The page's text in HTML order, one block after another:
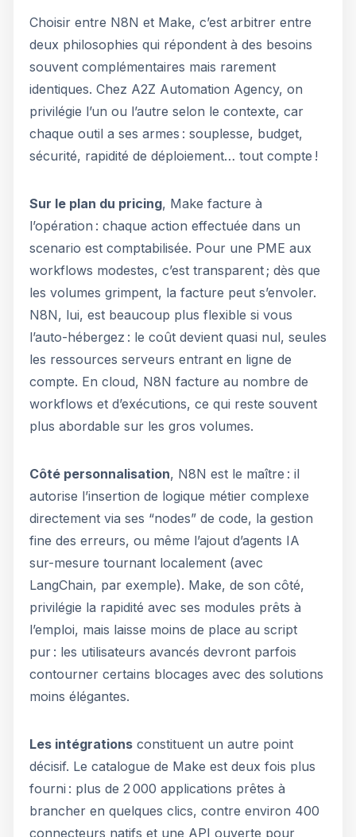
Choisir entre N8N et Make, c’est arbitrer entre
deux philosophies qui répondent à des besoins
souvent complémentaires mais rarement
identiques. Chez A2Z Automation Agency, on
privilégie l’un ou l’autre selon le contexte, car
chaque outil a ses armes : souplesse, budget,
sécurité, rapidité de déploiement… tout compte !
Sur le plan du pricing, Make facture à
l’opération : chaque action effectuée dans un
scenario est comptabilisée. Pour une PME aux
workflows modestes, c’est transparent ; dès que
les volumes grimpent, la facture peut s’envoler.
N8N, lui, est beaucoup plus flexible si vous
l’auto-hébergez : le coût devient quasi nul, seules
les ressources serveurs entrant en ligne de
compte. En cloud, N8N facture au nombre de
workflows et d’exécutions, ce qui reste souvent
plus abordable sur les gros volumes.
Côté personnalisation, N8N est le maître : il
autorise l’insertion de logique métier complexe
directement via ses “nodes” de code, la gestion
fine des erreurs, ou même l’ajout d’agents IA
sur-mesure tournant localement (avec
LangChain, par exemple). Make, de son côté,
privilégie la rapidité avec ses modules prêts à
l’emploi, mais laisse moins de place au script
pur : les utilisateurs avancés devront parfois
contourner certains blocages avec des solutions
moins élégantes.
Les intégrations constituent un autre point
décisif. Le catalogue de Make est deux fois plus
fourni : plus de 2 000 applications prêtes à
brancher en quelques clics, contre environ 400
connecteurs natifs et une API ouverte pour